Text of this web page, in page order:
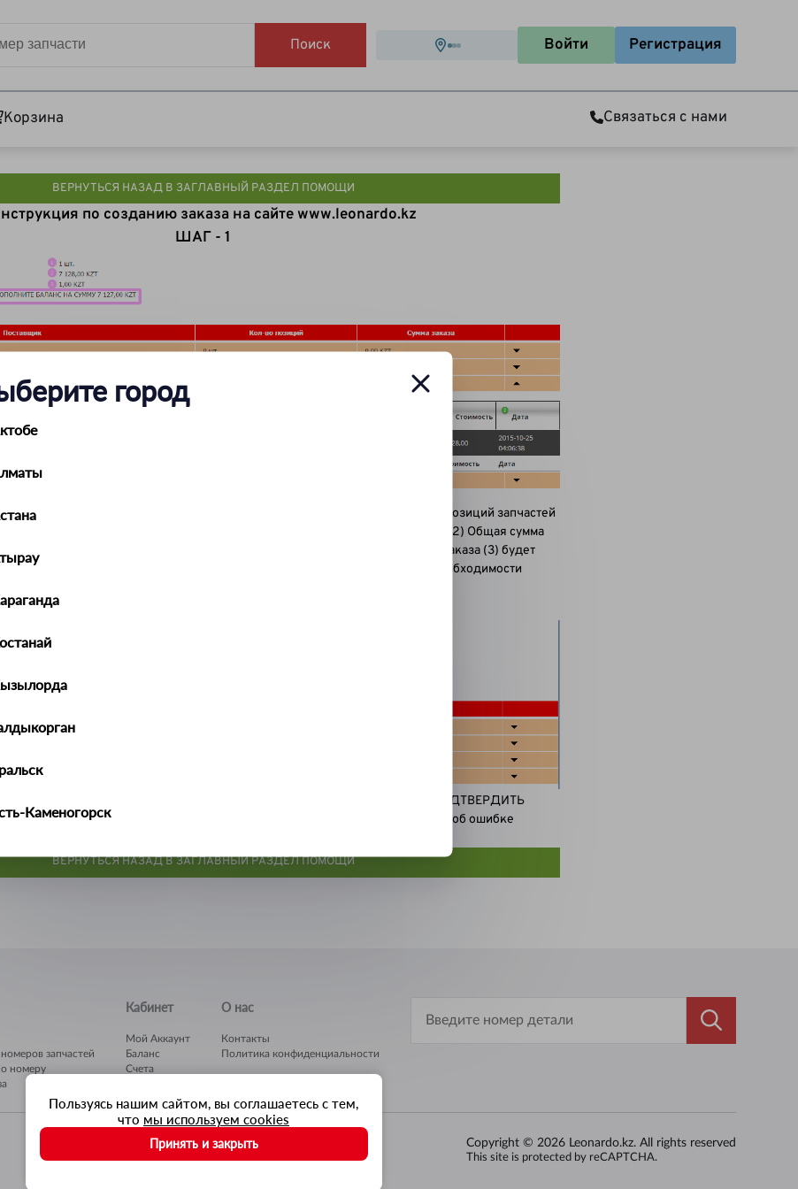
Пользуясь нашим сайтом, вы соглашаетесь с тем,
что мы используем cookies
Принять и закрыть
Поиск
город
Каменогорск
Войти Регистрация
Корзина Связаться с нами
ВЕРНУТЬСЯ НАЗАД В ЗАГЛАВНЫЙ РАЗДЕЛ ПОМОЩИ
по созданию заказа на сайте www.leonardo.kz
ШАГ - 1
предмет ошибок и верного количества заказываемых запчастей. (1) Всего позиций запчастей
быть несколько запчастей одно типа - 4 свечи, 2 амортизатора и т.д.) (2) Общая сумма
для заказа ВНИМАНИЕ!!! В случае если сумма доступных средств для заказа (3) будет
ПОДТВЕРДИТЬ ЗАКАЗ не появится и вместо нее будет наптись о необходимости
сумму
средств на вашем балансе для создания заказа нажмите кнопку ПОДТВЕРДИТЬ
создания заказа вы увидите соответствующее сообщение или сообщение об ошибке
что-то пошло не так.
ВЕРНУТЬСЯ НАЗАД В ЗАГЛАВНЫЙ РАЗДЕЛ ПОМОЩИ
запчастей
номеру
Кабинет
Мой Аккаунт
Баланс
Счета
О нас
Контакты
Политика конфиденциальности
Copyright © 2026 Leonardo.kz. All rights reserved
This site is protected by reCAPTCHA.